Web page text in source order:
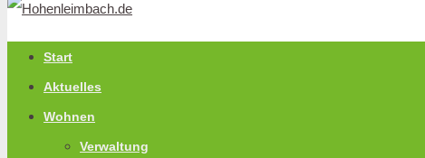
Start
Aktuelles
Wohnen
Verwaltung